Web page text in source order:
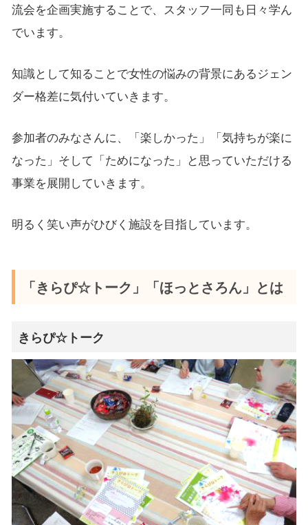
流会を企画実施することで、スタッフ一同も日々学ん
でいます。
知識として知ることで女性の悩みの背景にあるジェン
ダー格差に気付いていきます。
参加者のみなさんに、「楽しかった」「気持ちが楽に
なった」そして「ためになった」と思っていただける
事業を展開していきます。
明るく笑い声がひびく施設を目指しています。
「きらぴ☆トーク」「ほっとさろん」とは
きらぴ☆トーク